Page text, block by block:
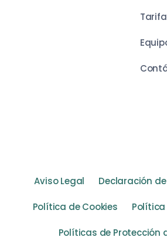
Aviso Legal Declaración
Política de Cookies
Políticas de Protección